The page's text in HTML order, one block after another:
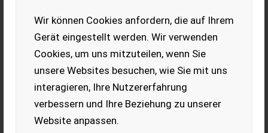
Wir können Cookies anfordern, die auf Ihrem
Gerät eingestellt werden. Wir verwenden
Cookies, um uns mitzuteilen, wenn Sie
unsere Websites besuchen, wie Sie mit uns
interagieren, Ihre Nutzererfahrung
verbessern und Ihre Beziehung zu unserer
Website anpassen.
John Deere 1750, Bj.
1988, 7.500 Bstd.
Sehr gepflegter John Deere
1750, Bj. 1988, 7.500 Bstd.
[Telefonnummer entfernt].
EUR 0